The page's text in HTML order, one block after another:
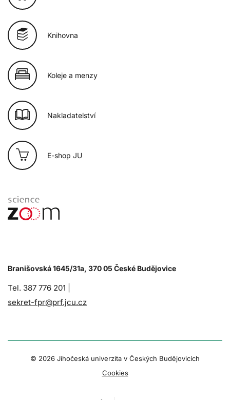
Knihovna
Koleje a menzy
Nakladatelství
E-shop JU
Branišovská 1645/31a, 370 05 České Budějovice
Tel. 387 776 201 |
sekret-fpr@prf.jcu.cz
© 2026 Jihočeská univerzita v Českých Budějovicích
Cookies